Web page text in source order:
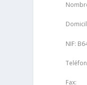
NIF:
Fax: